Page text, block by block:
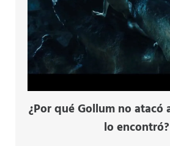
¿Por qué Gollum no atacó
lo encontró?